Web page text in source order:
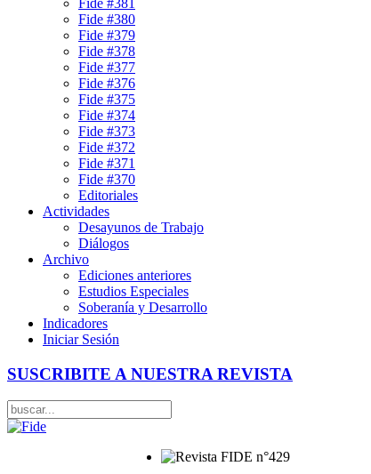
Fide #381
Fide #380
Fide #379
Fide #378
Fide #377
Fide #376
Fide #375
Fide #374
Fide #373
Fide #372
Fide #371
Fide #370
Editoriales
Actividades
Desayunos de Trabajo
Diálogos
Archivo
Ediciones anteriores
Estudios Especiales
Soberanía y Desarrollo
Indicadores
Iniciar Sesión
SUSCRIBITE A NUESTRA REVISTA